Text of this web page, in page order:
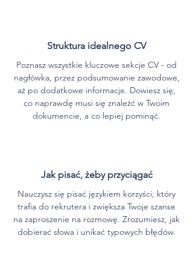
Struktura idealnego CV
Poznasz wszystkie kluczowe sekcje CV - od
nagłówka, przez podsumowanie zawodowe,
aż po dodatkowe informacje. Dowiesz się,
co naprawdę musi się znaleźć w Twoim
dokumencie, a co lepiej pominąć.
Jak pisać, żeby przyciągać
Nauczysz się pisać językiem korzyści, który
trafia do rekrutera i zwiększa Twoje szanse
na zaproszenie na rozmowę. Zrozumiesz, jak
dobierać słowa i unikać typowych błędów.